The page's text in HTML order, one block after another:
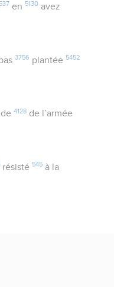
537 en 5130 avez
3756 plantée 5452
4128de l’armée
résisté 545à la